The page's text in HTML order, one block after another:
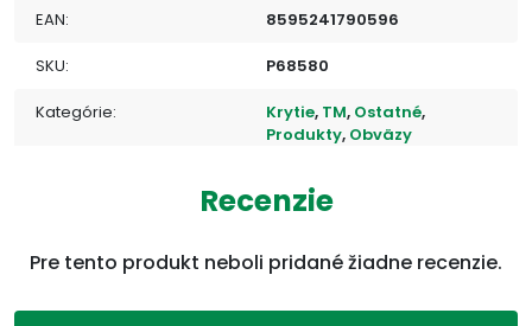
EAN: 8595241790596
SKU: P68580
Kategórie: Krytie, TM, Ostatné,
Produkty, Obväzy
ZPA01CZ,
Recenzie
Pre tento produkt neboli pridané žiadne recenzie.